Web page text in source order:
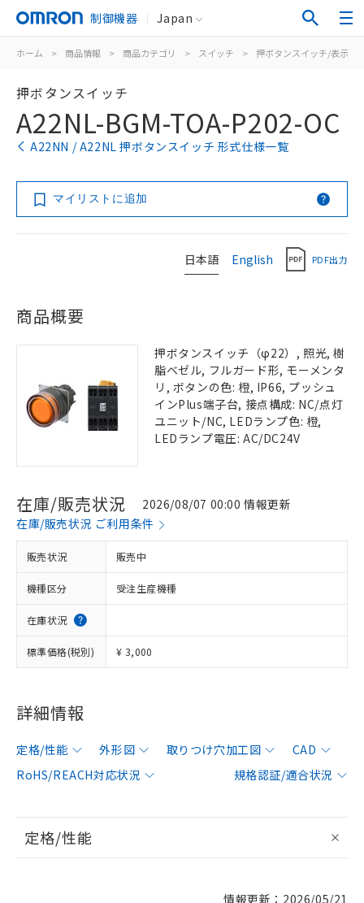
制御機器 Japan
ホーム > 商品情報 > 商品カテゴリ > スイッチ > 押ボタンスイッチ/表示灯
押ボタンスイッチ
A22NL-BGM-TOA-P202-OC
A22NN / A22NL 押ボタンスイッチ 形式仕様一覧
マイリストに追加
日本語 English PDF出力
商品概要
押ボタンスイッチ（φ22）, 照光, 樹
脂ベゼル, フルガード形, モーメンタ
リ, ボタンの色: 橙, IP66, プッシュ
インPlus端子台, 接点構成: NC/点灯
ユニット/NC, LEDランプ色: 橙,
LEDランプ電圧: AC/DC24V
在庫/販売状況
2026/08/07 00:00 情報更新
在庫/販売状況 ご利用条件
販売状況 販売中
機種区分 受注生産機種
在庫状況
標準価格(税別) ¥ 3,000
詳細情報
定格/性能 外形図 取りつけ穴加工図
CAD
RoHS/REACH対応状況
規格認証/適合状況
定格/性能
情報更新：2026/05/21